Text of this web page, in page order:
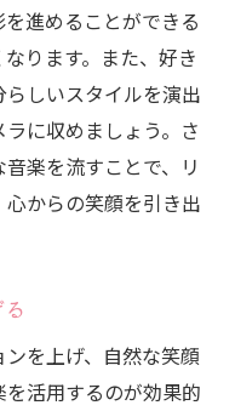
進めることができる
ります。また、好き
しいスタイルを演出
に収めましょう。さ
楽を流すことで、リ
からの笑顔を引き出
を上げ、自然な笑顔
活用するのが効果的